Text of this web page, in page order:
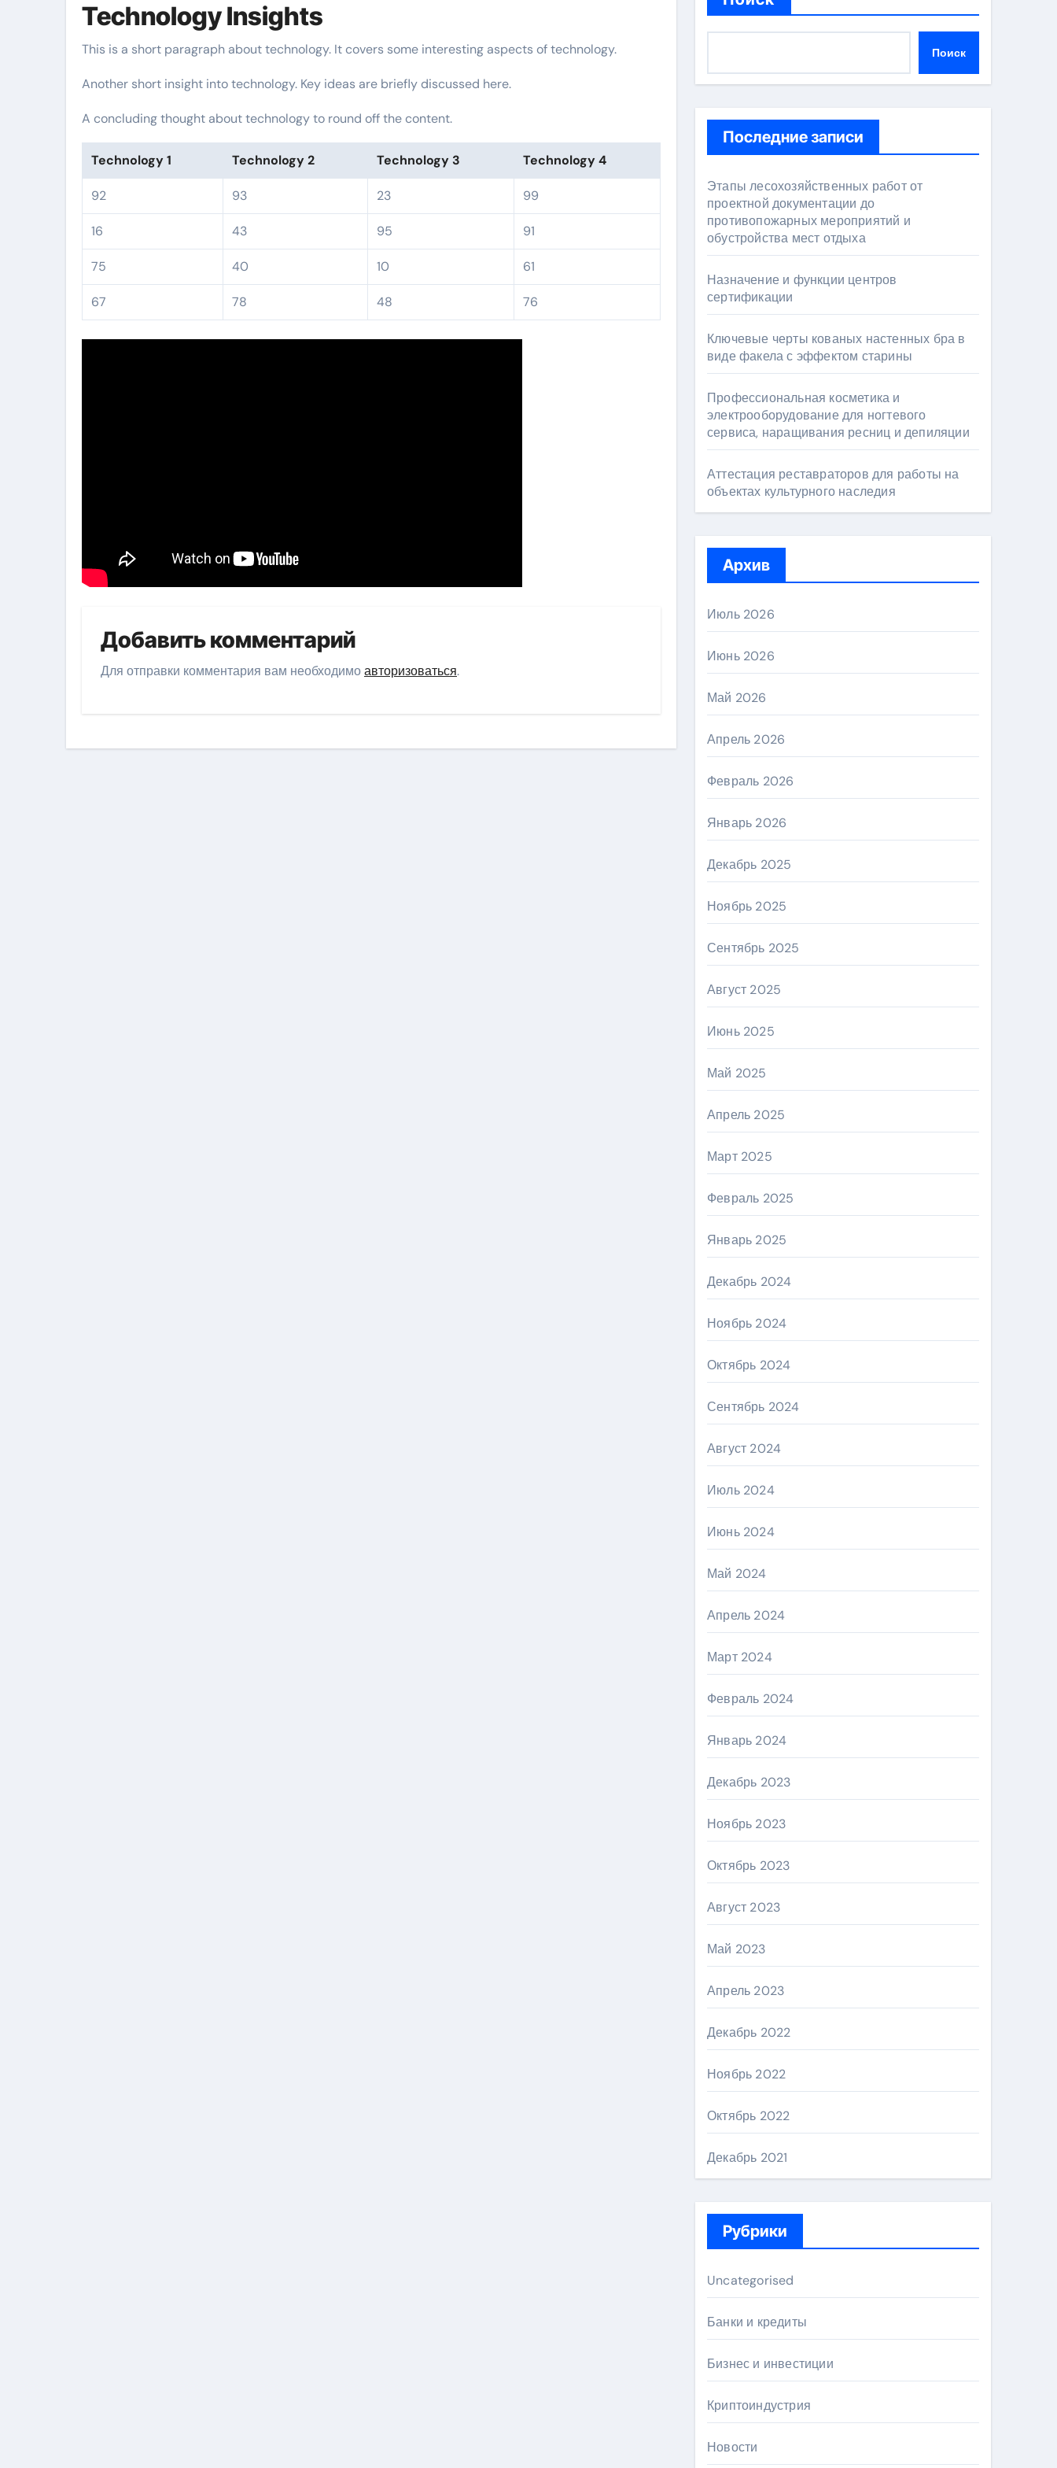
Technology Insights
This is a short paragraph about technology. It covers some interesting aspects of technology.
Another short insight into technology. Key ideas are briefly discussed here.
A concluding thought about technology to round off the content.
Technology 1 Technology 2 Technology 3 Technology 4
92 93 23 99
16 43 95 91
75 40 10 61
67 78 48 76
Добавить комментарий
Для отправки комментария вам необходимоавторизоваться.
Поиск
Последние записи
Этапы лесохозяйственных работ от
проектной документации до
противопожарных мероприятий и
обустройства мест отдыха
Назначение и функции центров
сертификации
Ключевые черты кованых настенных бра в
виде факела с эффектом старины
Профессиональная косметика и
электрооборудование для ногтевого
сервиса, наращивания ресниц и депиляции
Аттестация реставраторов для работы на
объектах культурного наследия
Архив
Июль 2026
Июнь 2026
Май 2026
Апрель 2026
Февраль 2026
Январь 2026
Декабрь 2025
Ноябрь 2025
Сентябрь 2025
Август 2025
Июнь 2025
Май 2025
Апрель 2025
Март 2025
Февраль 2025
Январь 2025
Декабрь 2024
Ноябрь 2024
Октябрь 2024
Сентябрь 2024
Август 2024
Июль 2024
Июнь 2024
Май 2024
Апрель 2024
Март 2024
Февраль 2024
Январь 2024
Декабрь 2023
Ноябрь 2023
Октябрь 2023
Август 2023
Май 2023
Апрель 2023
Декабрь 2022
Ноябрь 2022
Октябрь 2022
Декабрь 2021
Рубрики
Uncategorised
Банки и кредиты
Бизнес и инвестиции
Криптоиндустрия
Новости